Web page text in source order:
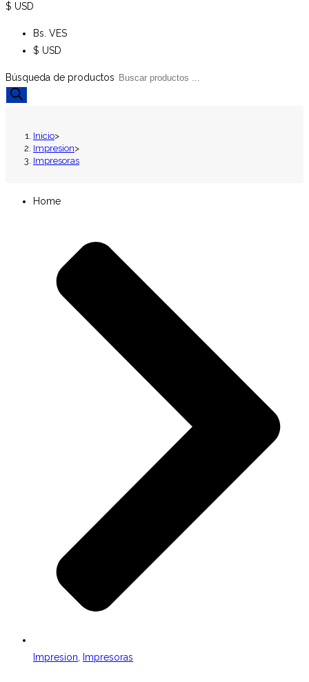
$ USD
Bs. VES
$ USD
Búsqueda de productos
Inicio>
Impresion>
Impresoras
Home
Impresion, Impresoras